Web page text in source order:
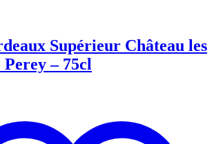
Supérieur Château les
Perey – 75cl